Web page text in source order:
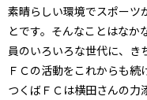
素晴らしい環境でスポーツ
とです。そんなことはなか
員のいろいろな世代に、き
ＦＣの活動をこれからも続
つくばＦＣは横田さんの力